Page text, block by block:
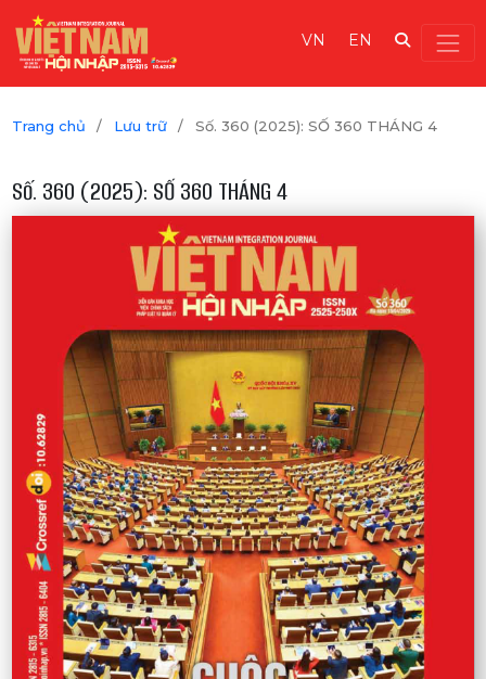
VN EN
Trang chủ / Lưu trữ / Số. 360 (2025): SỐ 360 THÁNG 4
Số. 360 (2025): SỐ 360 THÁNG 4